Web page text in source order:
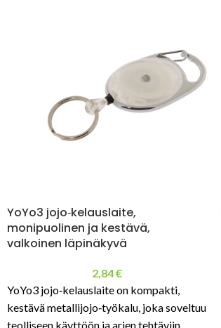
YoYo3 jojo‑kelauslaite,
monipuolinen ja kestävä,
valkoinen läpinäkyvä
2,84€
YoYo3 jojo‑kelauslaite on kompakti,
kestävä metallijojo‑työkalu, joka soveltuu
teolliseen käyttöön ja arjen tehtäviin.